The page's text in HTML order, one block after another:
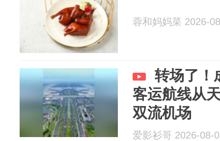
蓉和妈妈菜 2026-
转场了！
客运航线从
双流机场
爱影衫哥 2026-08-